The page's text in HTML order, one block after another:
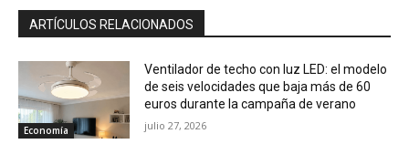
ARTÍCULOS RELACIONADOS
Economía
Ventilador de techo con luz LED: el modelo
de seis velocidades que baja más de 60
euros durante la campaña de verano
julio 27, 2026